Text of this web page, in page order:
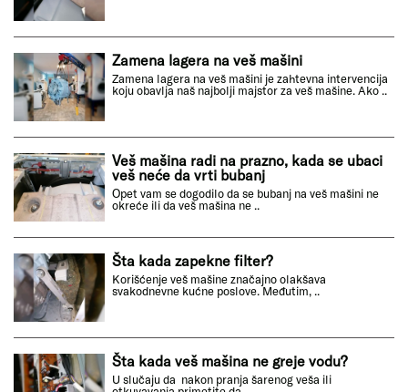
Zamena lagera na veš mašini
Zamena lagera na veš mašini je zahtevna intervencija
koju obavlja naš najbolji majstor za veš mašine. Ako ..
Veš mašina radi na prazno, kada se ubaci
veš neće da vrti bubanj
Opet vam se dogodilo da se bubanj na veš mašini ne
okreće ili da veš mašina ne ..
Šta kada zapekne filter?
Korišćenje veš mašine značajno olakšava
svakodnevne kućne poslove. Međutim, ..
Šta kada veš mašina ne greje vodu?
U slučaju da nakon pranja šarenog veša ili